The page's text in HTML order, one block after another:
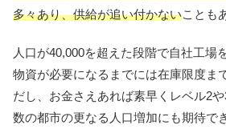
多々あり、供給が追い付かないことも
人口が40,000を超えた段階で自社工場
物資が必要になるまでには在庫限度ま
だし、お金さえあれば素早くレベル2
数の都市の更なる人口増加にも期待で